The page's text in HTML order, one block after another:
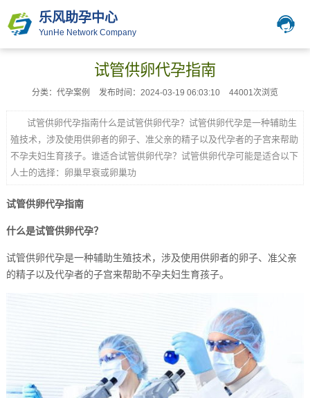
乐风助孕中心
YunHe Network Company
试管供卵代孕指南
分类：代孕案例 发布时间：2024-03-19 06:03:10 44001次浏览
试管供卵代孕指南什么是试管供卵代孕？试管供卵代孕是一种辅助生
殖技术，涉及使用供卵者的卵子、准父亲的精子以及代孕者的子宫来帮助
不孕夫妇生育孩子。谁适合试管供卵代孕？试管供卵代孕可能是适合以下
人士的选择：卵巢早衰或卵巢功
试管供卵代孕指南
什么是试管供卵代孕？
试管供卵代孕是一种辅助生殖技术，涉及使用供卵者的卵子、准父亲
的精子以及代孕者的子宫来帮助不孕夫妇生育孩子。